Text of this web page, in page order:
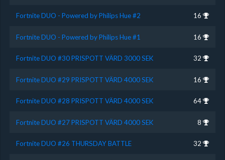
Fortnite DUO - Powered by Philips Hue #2 16
Fortnite DUO - Powered by Philips Hue #1 16
Fortnite DUO #30 PRISPOTT VÄRD 3000 SEK 32
Fortnite DUO #29 PRISPOTT VÄRD 4000 SEK 16
Fortnite DUO #28 PRISPOTT VÄRD 4000 SEK 64
Fortnite DUO #27 PRISPOTT VÄRD 4000 SEK 8
Fortnite DUO #26 THURSDAY BATTLE 32